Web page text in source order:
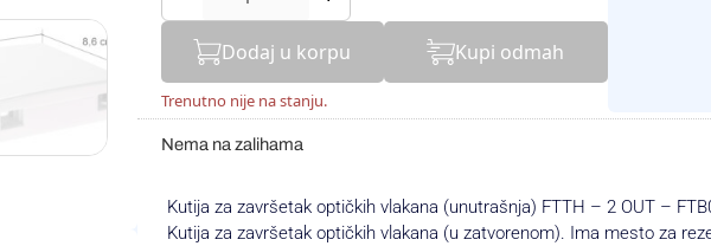
Dodaj u korpu Kupi odmah
Trenutno nije na stanju.
Nema na zalihama
Kutija za završetak optičkih vlakana (unutrašnja) FTTH – 2 OUT –
Kutija za završetak optičkih vlakana (u zatvorenom). Ima mesto za